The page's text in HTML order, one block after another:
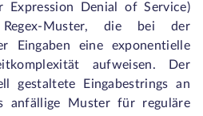
Expression Denial of Service)
Muster, die bei der
Eingaben eine exponentielle
aufweisen. Der
gestaltete Eingabestrings an
anfällige Muster für reguläre